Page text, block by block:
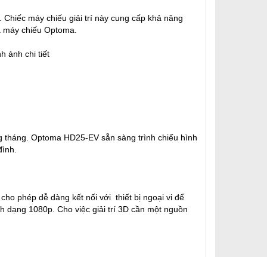
máy chiếu giải trí này cung cấp khả năng
chiếu Optoma.
ảnh chi tiết
Optoma HD25-EV sẵn sàng trình chiếu hình
phép dễ dàng kết nối với thiết bị ngoại vi để
dạng 1080p. Cho việc giải trí 3D cần một nguồn